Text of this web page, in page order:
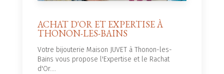
ACHAT D'OR ET EXPERTISE À
THONON-LES-BAINS
Votre bijouterie Maison JUVET à Thonon-les-
Bains vous propose l'Expertise et le Rachat
d'Or....